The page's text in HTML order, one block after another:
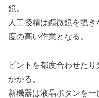
鏡。
人工授精は顕微鏡を覗
度の高い作業となる。
ピントを都度合わせた
かかる。
新機器は液晶ボタンを